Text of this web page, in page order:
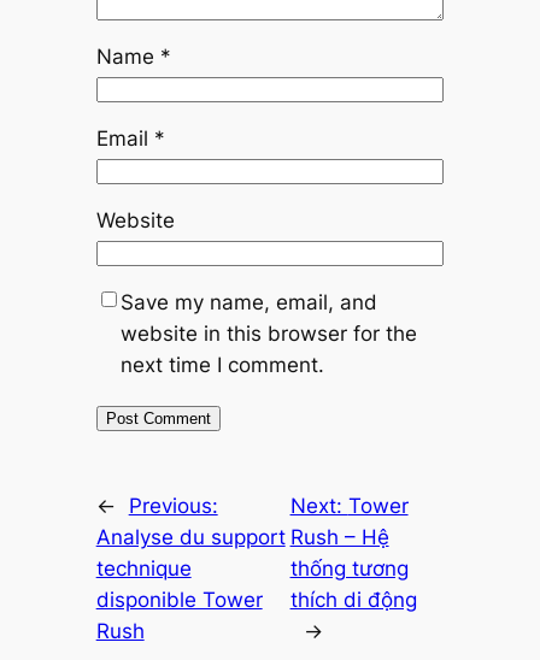
Name *
Email *
Website
Save my name, email, and
website in this browser for the
next time I comment.
←
Previous:
Analyse du support
technique
disponible Tower
Rush
Next: Tower
Rush – Hệ
thống tương
thích di động
→